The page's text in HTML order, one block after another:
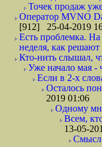
Точек продаж
Оператор MVNO
[912] 25-04-2019
Есть проблемка.
неделя, как
Кто-нить слышал,
Уже начало мая -
Если в 2-х
Осталось
2019 01:06
Одному
Всем,
13-05-
Смысл